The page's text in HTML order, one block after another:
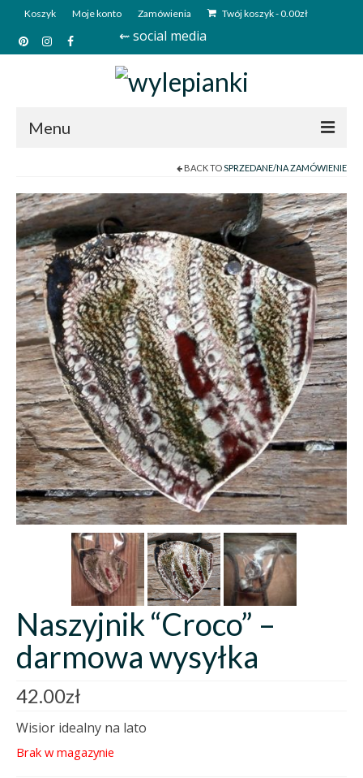
Koszyk Moje konto Zamówienia Twój koszyk-0.00zł
⇜ social media
Menu
Sklep
Kim jesteśmy?
Kontakt
Deutsch
BACK TOSPRZEDANE/NA ZAMÓWIENIE
Naszyjnik “Croco” –
darmowa wysyłka
42.00zł
Wisior idealny na lato
Brak w magazynie